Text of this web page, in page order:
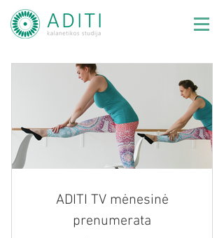
ADITI TV mėnesinė
prenumerata